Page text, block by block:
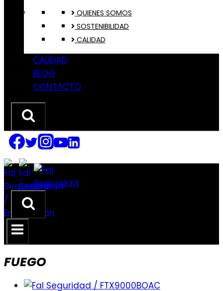
QUIENES SOMOS
SOSTENIBILIDAD
CALIDAD
CALIDAD
BLOG
CONTACTO
FUEGO